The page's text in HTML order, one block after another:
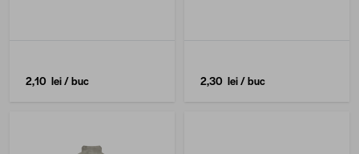
2,10 lei/ buc 2,30 lei/ buc